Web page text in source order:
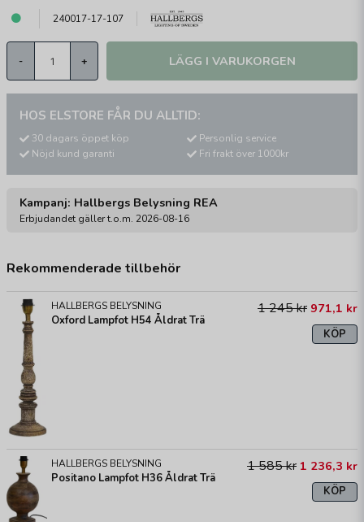
240017-17-107
- + LÄGG I VARUKORGEN
HOS ELSTORE FÅR DU ALLTID:
30 dagars öppet köp
Nöjd kund garanti
Personlig service
Fri frakt över 1000kr
Kampanj: Hallbergs Belysning REA
Erbjudandet gäller t.o.m. 2026-08-16
Rekommenderade tillbehör
HALLBERGS BELYSNING
Oxford Lampfot H54 Åldrat Trä
1 245 kr 971,1 kr
KÖP
HALLBERGS BELYSNING
Positano Lampfot H36 Åldrat Trä
1 585 kr 1 236,3 kr
KÖP